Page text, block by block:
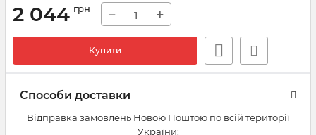
2 044 грн − +
Купити
Способи доставки
Відправка замовлень Новою Поштою по всій території
України;